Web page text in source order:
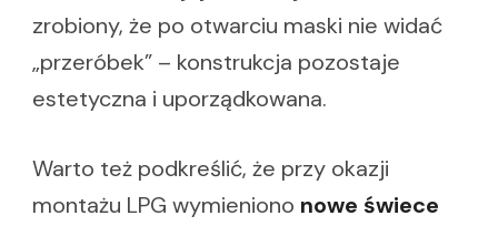
zrobiony, że po otwarciu maski nie widać
„przeróbek” – konstrukcja pozostaje
estetyczna i uporządkowana.
Warto też podkreślić, że przy okazji
montażu LPG wymieniono nowe świece